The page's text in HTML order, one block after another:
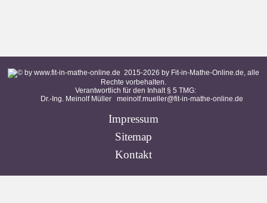
2015-2026 by Fit-in-Mathe-Online.de, alle
Rechte vorbehalten.
Verantwortlich für den Inhalt § 5 TMG:
Dr.-Ing. Meinolf Müller meinolf.mueller@fit-in-mathe-online.de
Impressum
Sitemap
Kontakt